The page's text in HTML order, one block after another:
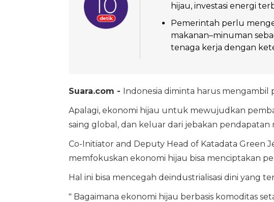
hijau, investasi energi
Pemerintah perlu
makanan–minuman
tenaga kerja dengan
Suara.com - Indonesia diminta harus
Apalagi, ekonomi hijau untuk mewujudkan
saing global, dan keluar dari jebakan pendapatan
Co-Initiator and Deputy Head of Katadata Green
memfokuskan ekonomi hijau bisa menciptakan
Hal ini bisa mencegah deindustrialisasi dini yang
" Bagaimana ekonomi hijau berbasis komoditas